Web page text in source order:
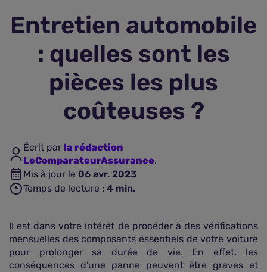
Entretien automobile
: quelles sont les
pièces les plus
coûteuses ?
Écrit par la rédaction
LeComparateurAssurance.
Mis à jour le 06 avr. 2023
Temps de lecture : 4 min.
Il est dans votre intérêt de procéder à des vérifications
mensuelles des composants essentiels de votre voiture
pour prolonger sa durée de vie. En effet, les
conséquences d'une panne peuvent être graves et